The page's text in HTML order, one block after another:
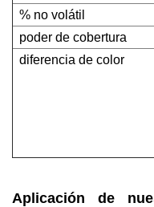
% no volátil
poder de cobertura
diferencia de color
Aplicación de